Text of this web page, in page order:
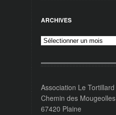
ARCHIVES
Archives
Association Le Tortillard
Chemin des Mougeolles
67420 Plaine